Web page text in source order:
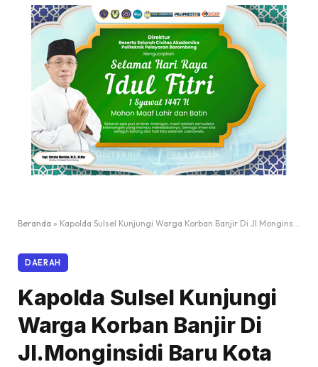
Beranda » Kapolda Sulsel Kunjungi Warga Korban Banjir Di Jl.Monginsidi Baru Kota Makassar
DAERAH
Kapolda Sulsel Kunjungi
Warga Korban Banjir Di
Jl.Monginsidi Baru Kota